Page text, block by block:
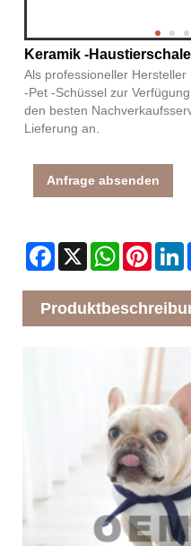
Keramik -Haustierschale
Als professioneller
-Pet -Schüssel zur
den besten
Lieferung an.
Anfrage absenden
Facebook
X WhatsApp